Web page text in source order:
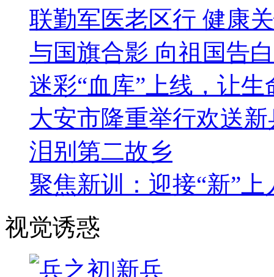
联勤军医老区行 健康
与国旗合影 向祖国告白
迷彩“血库”上线，让生
大安市隆重举行欢送
泪别第二故乡
聚焦新训：迎接“新”
视觉诱惑